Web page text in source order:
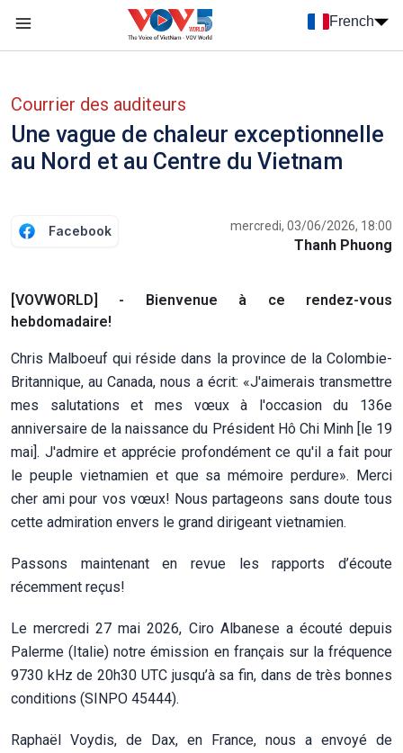
French
Courrier des auditeurs
Une vague de chaleur exceptionnelle
au Nord et au Centre du Vietnam
Facebook mercredi, 03/06/2026, 18:00
Thanh Phuong
[VOVWORLD] - Bienvenue à ce rendez-vous
hebdomadaire!
Chris Malboeuf qui réside dans la province de la Colombie-
Britannique, au Canada, nous a écrit: «J'aimerais transmettre
mes salutations et mes vœux à l'occasion du 136e
anniversaire de la naissance du Président Hô Chi Minh [le 19
mai]. J'admire et apprécie profondément ce qu'il a fait pour
le peuple vietnamien et que sa mémoire perdure». Merci
cher ami pour vos vœux! Nous partageons sans doute tous
cette admiration envers le grand dirigeant vietnamien.
Passons maintenant en revue les rapports d’écoute
récemment reçus!
Le mercredi 27 mai 2026, Ciro Albanese a écouté depuis
Palerme (Italie) notre émission en français sur la fréquence
9730 kHz de 20h30 UTC jusqu’à sa fin, dans de très bonnes
conditions (SINPO 45444).
Raphaël Voydis, de Dax, en France, nous a envoyé de